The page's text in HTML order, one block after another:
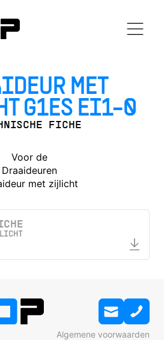
MET
G1ES EI1-0
FICHE
Voor de
Draaideuren
met zijlicht
Algemene voorwaarden